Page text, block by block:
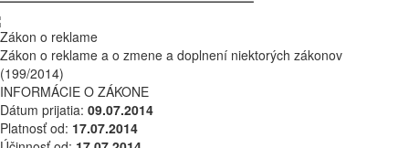
Zákon o reklame
Zákon o reklame a o zmene a doplnení niektorých zákonov
(199/2014)
INFORMÁCIE O ZÁKONE
Dátum prijatia: 09.07.2014
Platnosť od: 17.07.2014